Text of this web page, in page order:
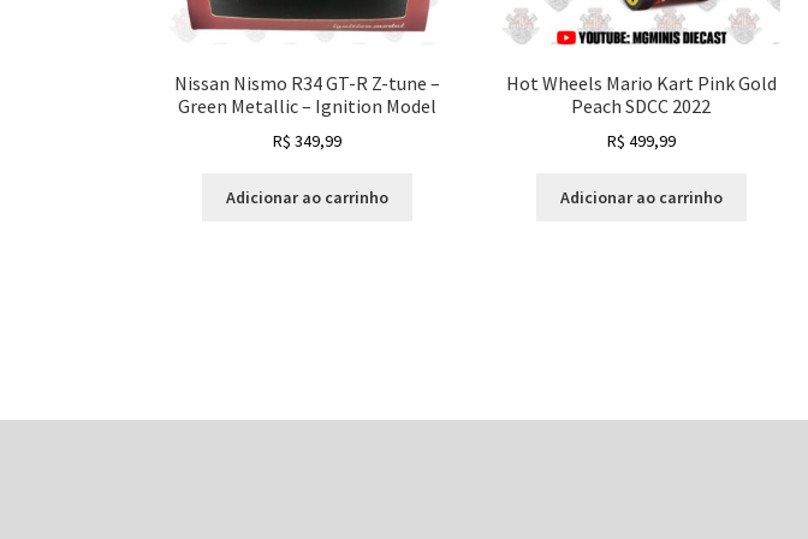
Nissan Nismo R34 GT-R Z-tune –
Green Metallic – Ignition Model
R$ 349,99
Adicionar ao carrinho
Hot Wheels Mario Kart Pink Gold
Peach SDCC 2022
R$ 499,99
Adicionar ao carrinho